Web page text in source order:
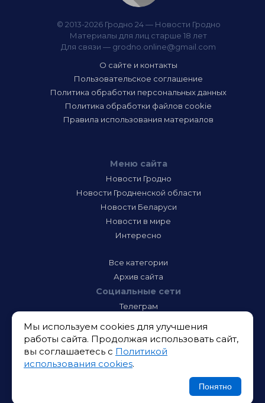
© 2013-2026 Гродно 24 — Новости Гродно
Материалы для лиц старше 18 лет
Для связи — grodno.online@gmail.com
О сайте и контакты
Пользовательское соглашение
Политика обработки персональных данных
Политика обработки файлов cookie
Правила использования материалов
Меню сайта
Новости Гродно
Новости Гродненской области
Новости Беларуси
Новости в мире
Интересно
Все категории
Архив сайта
Социальные сети
Телеграм
Инстаграм
Тик-Ток
Одноклассники
ВК
Мы используем cookies для улучшения
работы сайта. Продолжая использовать сайт,
вы соглашаетесь с Политикой
использования cookies.
Понятно